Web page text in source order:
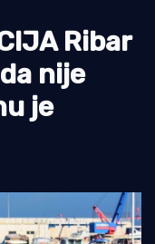
Ribar
nije
je